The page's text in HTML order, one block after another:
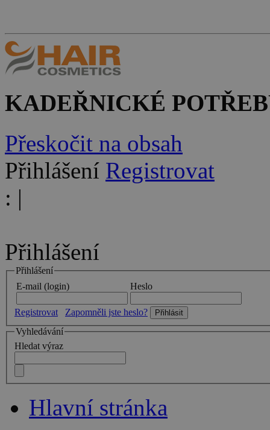
KADEŘNICKÉ
Přeskočit na obsah
Přihlášení Registrovat
: |
Přihlášení
Přihlášení
E-mail (login)
Heslo
Registrovat
Zapomněli jste heslo?
Vyhledávání
Hledat výraz
Hlavní stránka